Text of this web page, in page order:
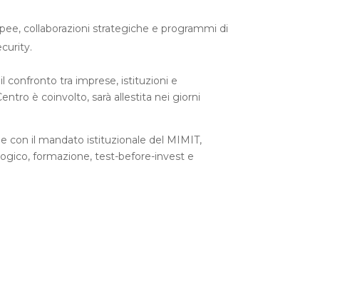
collaborazioni strategiche e programmi di
confronto tra imprese, istituzioni e
è coinvolto, sarà allestita nei giorni
con il mandato istituzionale del MIMIT,
formazione, test-before-invest e